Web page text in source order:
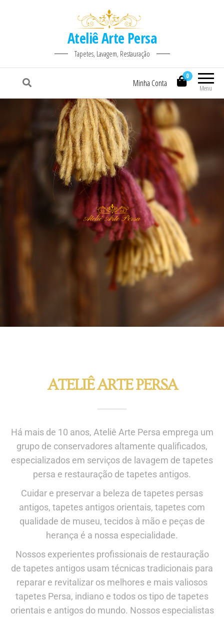
Ateliê Arte Persa
Tapetes, Lavagem, Restauração
Menu
0
Minha Conta
ATELIÊ ARTE PERSA
Há mais de 10 anos, Ateliê Arte Persa emprega um
grupo de conservadores altamente qualificados,
especializados em serviços de lavagem de tapetes
persa e restauração de tapetes antigos.
Cuidar e preservar a beleza de tapetes persas
antigos, tapetes antigos orientais, tapetes com
qualidade de museu, tecidos à mão e peças de
herança é a nossa especialidade.
Nossos experientes profissionais de restauração
de tapetes antigos usam técnicas tradicionais para
reparar e revitalizar os melhores e mais valiosos
tapetes Persa, indiano e todos os tipo de tapetes
orientais e antigos do mundo. Nossos especialistas